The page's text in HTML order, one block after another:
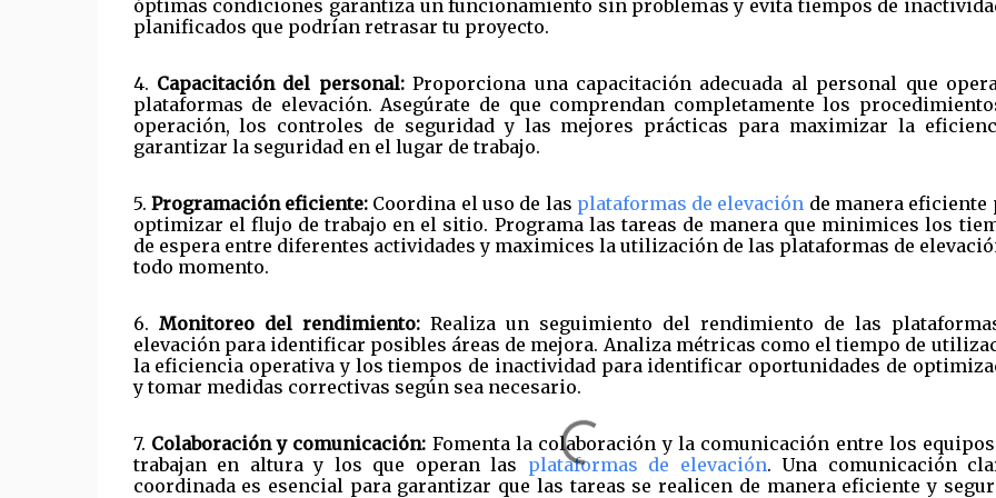
óptimas condiciones garantiza un funcionamiento sin problemas y evita tiempos de
planificados que podrían retrasar tu proyecto.
4. Capacitación del personal:Proporciona una capacitación adecuada al personal que
plataformas de elevación. Asegúrate de que comprendan completamente los
operación, los controles de seguridad y las mejores prácticas para maximizar la
garantizar la seguridad en el lugar de trabajo.
5. Programación eficiente: Coordina el uso de las plataformas de elevación de manera eficiente
optimizar el flujo de trabajo en el sitio. Programa las tareas de manera que minimices los
de espera entre diferentes actividades y maximices la utilización de las plataformas de
todo momento.
6. Monitoreo del rendimiento:Realiza un seguimiento del rendimiento de las
elevación para identificar posibles áreas de mejora. Analiza métricas como el tiempo de
la eficiencia operativa y los tiempos de inactividad para identificar oportunidades de
y tomar medidas correctivas según sea necesario.
7. Colaboración y comunicación: Fomenta la colaboración y la comunicación entre los
trabajan en altura y los que operan las plataformas de elevación. Una comunicación
coordinada es esencial para garantizar que las tareas se realicen de manera eficiente y